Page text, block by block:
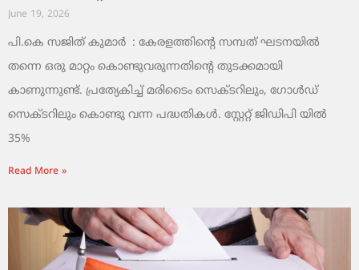
June 19, 2026
പി.കെ സജിത് കുമാര്‍ : കേരളത്തിന്റെ സമ്പത് ഘടനയിൽ
തന്നെ ഒരു മാറ്റം കൊണ്ടുവരുന്നതിന്റെ തുടക്കമായി
കാണുന്നുണ്ട്. പ്രത്യേകിച്ച് മരിടൈം സെക്ടറിലും, ഗോൾഡ്
സെക്ടറിലും കൊണ്ടു വന്ന പദ്ധതികൾ. സ്റ്റേറ്റ് ജിഡിപി യിൽ
35%
Read More »